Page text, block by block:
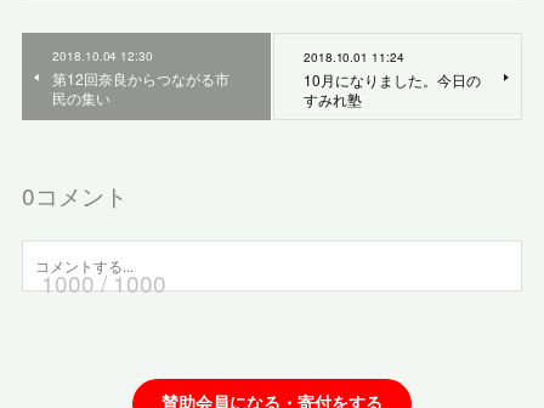
2018.10.04 12:30
第12回奈良からつながる市
民の集い
2018.10.01 11:24
10月になりました。今日の
すみれ塾
0コメント
1000/ 1000